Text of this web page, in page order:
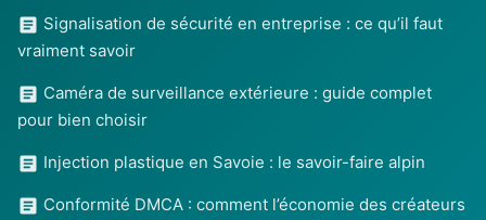
Signalisation de sécurité en entreprise : ce qu’il faut
vraiment savoir
Caméra de surveillance extérieure : guide complet
pour bien choisir
Injection plastique en Savoie : le savoir-faire alpin
Conformité DMCA : comment l’économie des créateurs